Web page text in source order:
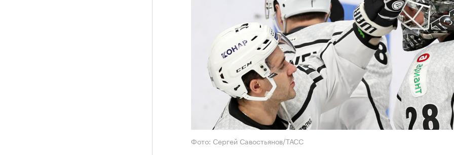
Фото: Сергей Савостьянов/ТАСС